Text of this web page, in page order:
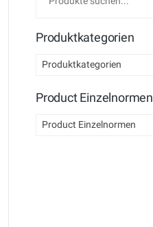
Produktkategorien
Produktkategorien
Product Einzelnormen
Product Einzelnormen